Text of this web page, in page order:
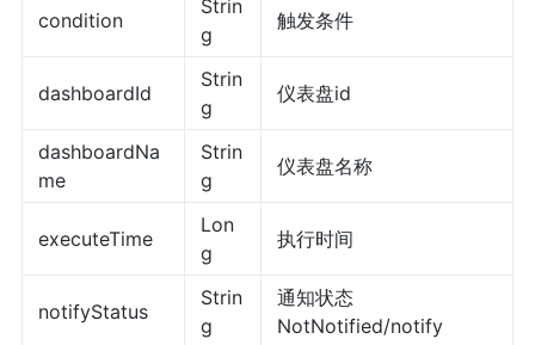
condition
Strin
g
触发条件
dashboardId
Strin
g
仪表盘id
dashboardNa
me
Strin
g
仪表盘名称
executeTime
Lon
g
执行时间
notifyStatus
Strin
g
通知状态
NotNotified/notify